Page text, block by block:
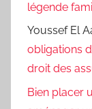
légende
Youssef El
obligations
droit des
Bien placer